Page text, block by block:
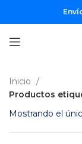
Inicio
Productos
Mostrando el